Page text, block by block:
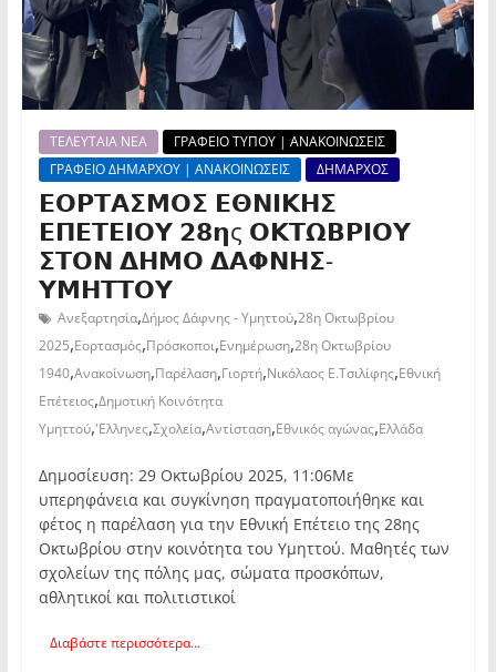
ΤΕΛΕΥΤΑΙΑ ΝΕΑ
ΓΡΑΦΕΙΟ ΤΥΠΟΥ | ΑΝΑΚΟΙΝΩΣΕΙΣ
ΓΡΑΦΕΙΟ ΔΗΜΑΡΧΟΥ | ΑΝΑΚΟΙΝΩΣΕΙΣ
ΔΗΜΑΡΧΟΣ
𝝚𝝤𝝦𝝩𝝖𝝨𝝡𝝤𝝨 𝝚𝝝𝝢𝝞𝝟𝝜𝝨
𝝚𝝥𝝚𝝩𝝚𝝞𝝤𝝪 𝟮𝟴𝝶ς 𝝤𝝟𝝩𝝮𝝗𝝦𝝞𝝤𝝪
𝝨𝝩𝝤𝝢 𝝙𝝜𝝡𝝤 𝝙𝝖𝝫𝝢𝝜𝝨-
𝝪𝝡𝝜𝝩𝝩𝝤𝝪
Ανεξαρτησία,Δήμος Δάφνης - Υμηττού,28η Οκτωβρίου
2025,Εορτασμός,Πρόσκοποι,Ενημέρωση,28η Οκτωβρίου
1940,Ανακοίνωση,Παρέλαση,Γιορτή,Νικόλαος Ε.Τσιλίφης,Εθνική
Επέτειος,Δημοτική Κοινότητα
Υμηττού,'Ελληνες,Σχολεία,Αντίσταση,Εθνικός αγώνας,Ελλάδα
Δημοσίευση: 29 Οκτωβρίου 2025, 11:06Με
υπερηφάνεια και συγκίνηση πραγματοποιήθηκε και
φέτος η παρέλαση για την Εθνική Επέτειο της 28ης
Οκτωβρίου στην κοινότητα του Υμηττού. Μαθητές των
σχολείων της πόλης μας, σώματα προσκόπων,
αθλητικοί και πολιτιστικοί
Διαβάστε περισσότερα...